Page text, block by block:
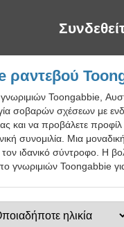
Toongabbie,
σοβαρών σχέσεων με
και να προβάλετε
συνομιλία. Μια
ιδανικό σύντροφο. Η
γνωριμιών Toongabbie